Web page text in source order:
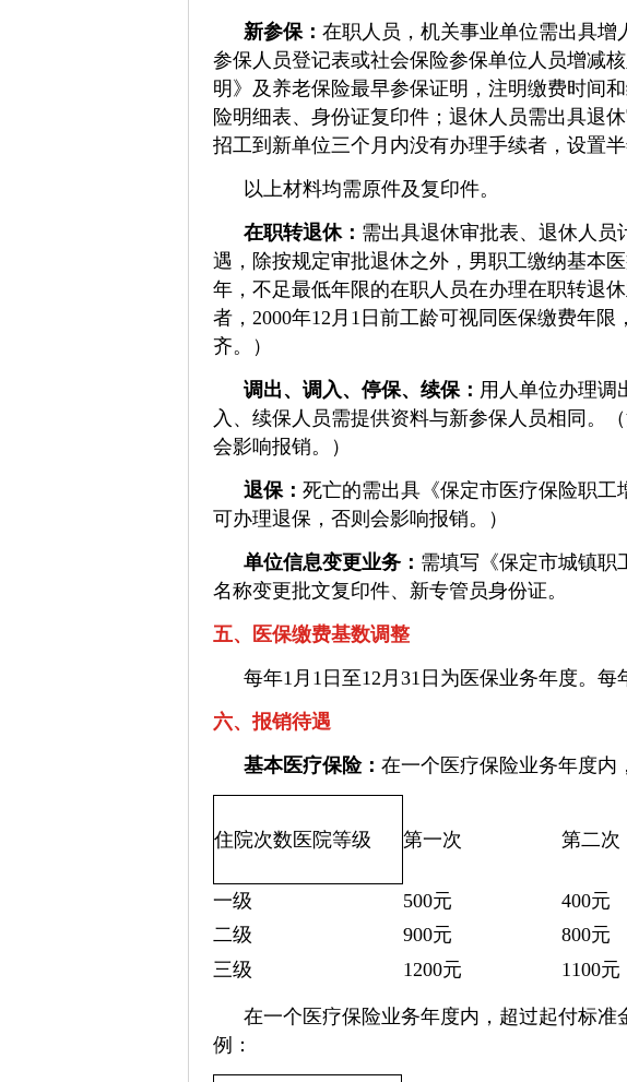
新参保： 在职人员，机关事业单位需出具
参保人员登记表或社会保险参保单位人员增减
明》及养老保险最早参保证明，注明缴费时间
险明细表、身份证复印件；退休人员需出具退
招工到新单位三个月内没有办理手续者，设置半
以上材料均需原件及复印件。
在职转退休： 需出具退休审批表、退休人
遇，除按规定审批退休之外，男职工缴纳基本
年，不足最低年限的在职人员在办理在职转退
者，2000年12月1日前工龄可视同医保缴费年
齐。
）
调出、调入、停保、续保： 用人单位办理调
入、续保人员需提供资料与新参保人员相同。
会影响报销。）
退保： 死亡的需出具《保定市医疗保险职工
可办理退保，否则会影响报销。
）
单位信息变更业务： 需填写《保定市城镇职
名称变更批文复印件、新专管员身份证。
五、医保缴费基数调整
每年1月1日至12月31日为医保业务年度。每
六、报销待遇
基本医疗保险： 在一个医疗保险业务年度内
住院次数 医院等级 第一次 第二次
一级 500元 400元
二级
900元 800元
三级
1200元 1100元
在一个医疗保险业务年度内，超过起付标
例：